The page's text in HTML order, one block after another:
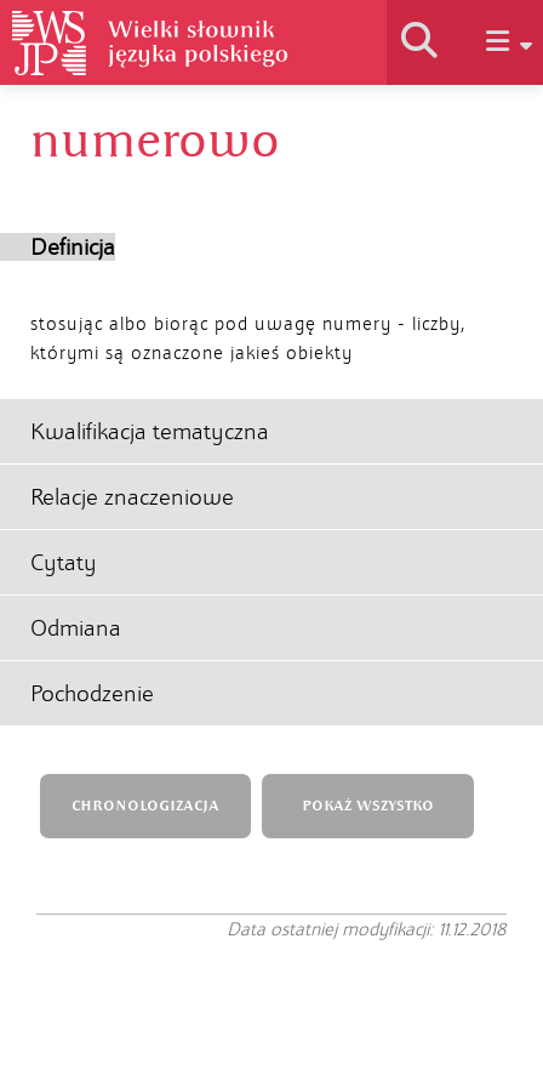
Historia słownika
numerowo
Definicja
stosując albo biorąc pod uwagę numery - liczby,
którymi są oznaczone jakieś obiekty
Kwalifikacja tematyczna
Relacje znaczeniowe
Cytaty
Odmiana
Pochodzenie
CHRONOLOGIZACJA POKAŻ WSZYSTKO
Data ostatniej modyfikacji: 11.12.2018